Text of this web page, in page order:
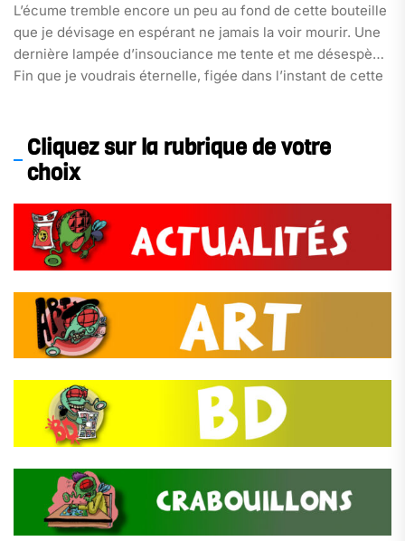
L’écume tremble encore un peu au fond de cette bouteille
que je dévisage en espérant ne jamais la voir mourir. Une
dernière lampée d’insouciance me tente et me désespère.
Fin que je voudrais éternelle, figée dans l’instant de cette
Cliquez sur la rubrique de votre
choix